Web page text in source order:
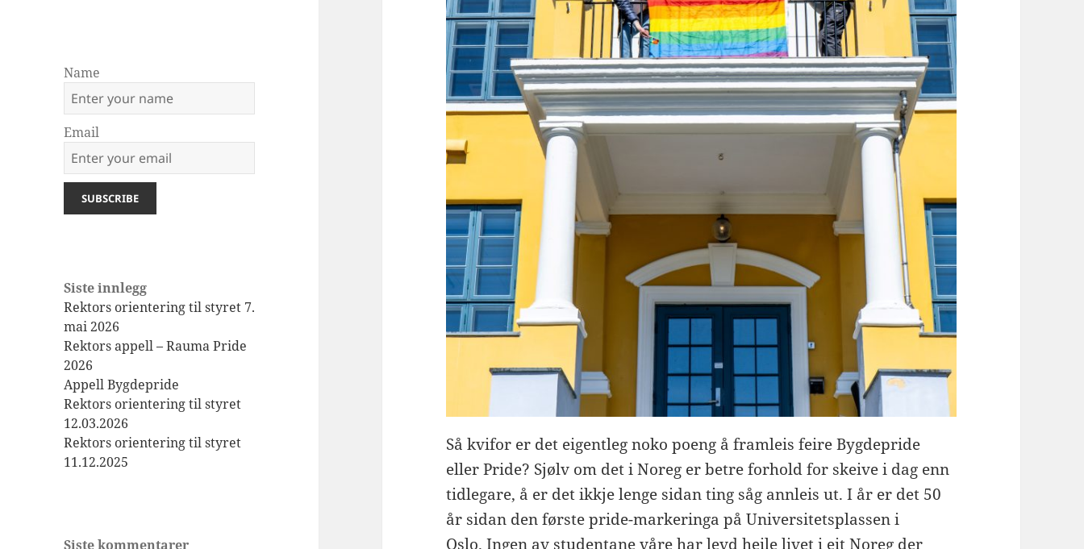
Name
Email
Siste innlegg
Rektors orientering til styret 7.
mai 2026
Rektors appell – Rauma Pride
2026
Appell Bygdepride
Rektors orientering til styret
12.03.2026
Rektors orientering til styret
11.12.2025
Siste kommentarer
Så kvifor er det eigentleg noko poeng å framleis feire Bygdepride
eller Pride? Sjølv om det i Noreg er betre forhold for skeive i dag enn
tidlegare, å er det ikkje lenge sidan ting såg annleis ut. I år er det 50
år sidan den første pride-markeringa på Universitetsplassen i
Oslo. Ingen av studentane våre har levd heile livet i eit Noreg der